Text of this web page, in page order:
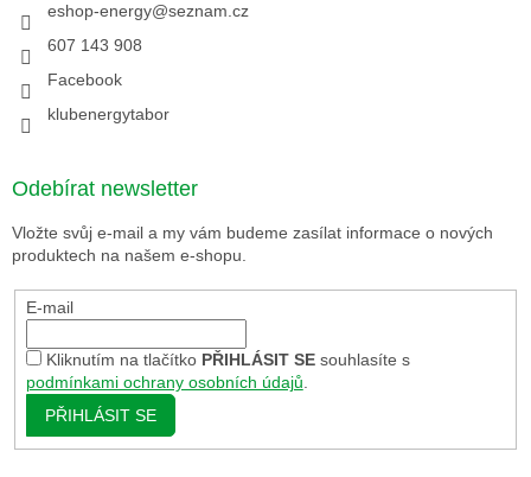
eshop-energy@seznam.cz
607 143 908
Facebook
klubenergytabor
Odebírat newsletter
Vložte svůj e-mail a my vám budeme zasílat informace o nových
produktech na našem e-shopu.
E-mail
Kliknutím na tlačítko PŘIHLÁSIT SEsouhlasíte s
podmínkami ochrany osobních údajů
PŘIHLÁSIT SE